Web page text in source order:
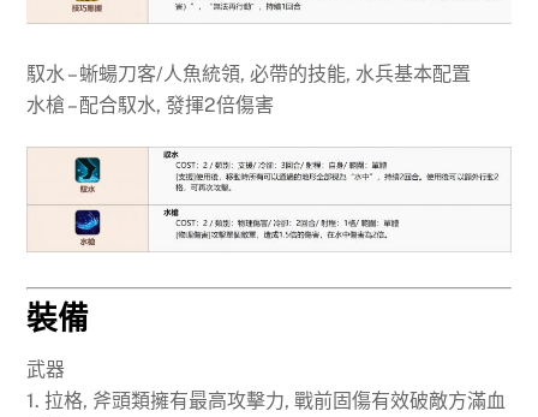
馭水 – 蜥蝪刀客/人魚統領, 必帶的技能, 水兵基本配置
水槍 – 配合馭水, 發揮2倍傷害
裝備
武器
1. 拉格, 斧頭類擁有最高攻擊力, 戰前固傷有效破敵方滿血